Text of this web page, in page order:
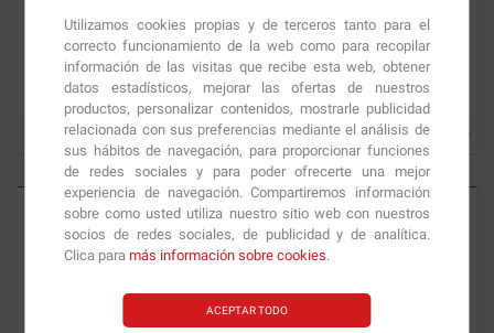
Utilizamos cookies propias y de terceros tanto para el
correcto funcionamiento de la web como para recopilar
información de las visitas que recibe esta web, obtener
datos estadísticos, mejorar las ofertas de nuestros
productos, personalizar contenidos, mostrarle publicidad
relacionada con sus preferencias mediante el análisis de
sus hábitos de navegación, para proporcionar funciones
de redes sociales y para poder ofrecerte una mejor
experiencia de navegación. Compartiremos información
sobre como usted utiliza nuestro sitio web con nuestros
socios de redes sociales, de publicidad y de analítica.
Clica paramás información sobre cookies.
ACEPTAR TODO
Creatine Powder 187 gr
€
13.08
Whey Gold Standard450 gr
22.90